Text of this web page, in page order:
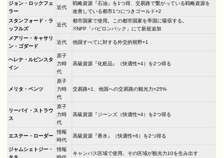
ジョン・ロックフェ
ラー
近代
戦略資源『石油』を1つ得、交易路で繋がっている戦略資源を
改善している都市1つにつきゴールド+2
スタンフォード・ラ
ッフルズ
近代
都市国家で使用。この都市国家を帝国に吸収する。
※NFP「バビロンパック」にて新規追加
メアリー・キャサリ
ン・ゴダード
近代 他国すべてに対する外交的視野+1
ヘレナ・ルビンスタ
イン
原子
力時
代
高級資源『化粧品』（快適性+4）を2つ得る
メリタ・ベンツ
原子
力時
代
交易路+1、他国への交易路の観光力+25%
リーバイ・ストラウ
ス
原子
力時
代
高級資源『ジーンズ（快適性+4）を2つ得る
エステー・ローダー
情報
時代
高級資源『香水』（快適性+6）を2つ得る
ジャムシェトジー・
情報
キャンパス区域で使用。その区域が観光力10を生み出す